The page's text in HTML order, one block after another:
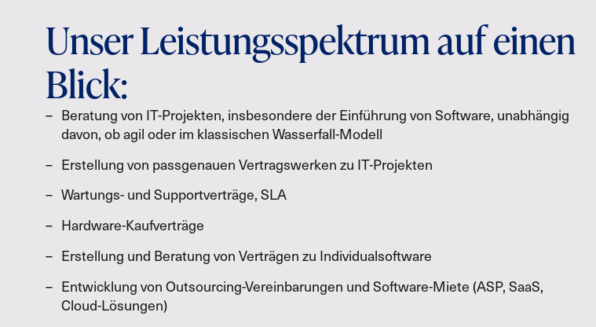
Unser Leistungsspektrum auf einen
Blick:
Beratung von IT-Projekten, insbesondere der Einführung von Software, unabhängig
davon, ob agil oder im klassischen Wasserfall-Modell
Erstellung von passgenauen Ver­trags­werken zu IT-Pro­jek­ten
War­tungs- und Sup­port­verträge, SLA
Hard­ware-Kauf­verträge
Erstellung und Beratung von Verträgen zu Individualsoftware
Entwicklung von Out­sour­cing-Ver­ein­ba­run­gen und Soft­ware­-Miete (ASP, SaaS,
Cloud-Lösun­gen)